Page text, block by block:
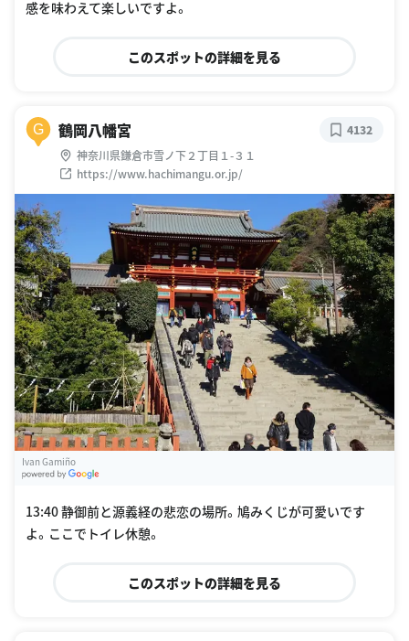
感を味わえて楽しいですよ。
このスポットの詳細を見る
G 鶴岡八幡宮
神奈川県鎌倉市雪ノ下２丁目１-３１
https://www.hachimangu.or.jp/
4132
Ivan Gamiño
13:40 静御前と源義経の悲恋の場所。鳩みくじが可愛いです
よ。ここでトイレ休憩。
このスポットの詳細を見る